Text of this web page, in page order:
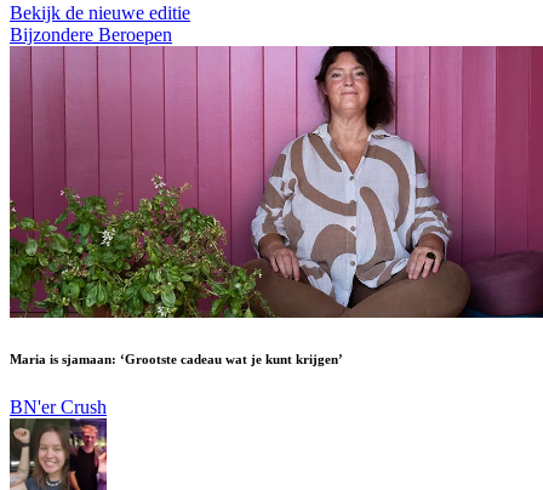
Bekijk de nieuwe editie
Bijzondere Beroepen
Maria is sjamaan: ‘Grootste cadeau wat je kunt krijgen’
BN'er Crush